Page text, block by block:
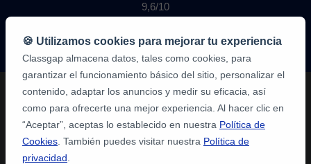
9,6/10
1,339,316
de
alumnos
🍪 Utilizamos cookies para mejorar tu experiencia
Classgap almacena datos, tales como cookies, para
garantizar el funcionamiento básico del sitio, personalizar el
contenido, adaptar los anuncios y medir su eficacia, así
como para ofrecerte una mejor experiencia. Al hacer clic en
“Aceptar”, aceptas lo establecido en nuestra Política de
Cookies . También puedes visitar nuestra Política de
privacidad